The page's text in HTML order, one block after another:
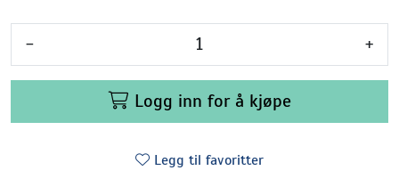
- +
Logg inn for å kjøpe
Legg til favoritter